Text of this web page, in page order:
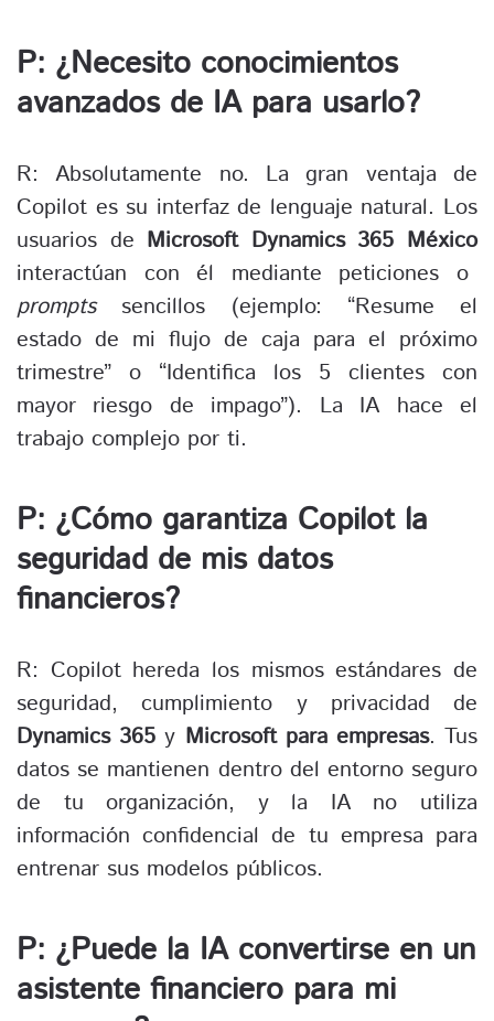
P: ¿Necesito conocimientos
avanzados de IA para usarlo?
R: Absolutamente no. La gran ventaja de
Copilot es su interfaz de lenguaje natural. Los
usuarios de Microsoft Dynamics 365 México
interactúan con él mediante peticiones o
promptssencillos (ejemplo: “Resume el
estado de mi flujo de caja para el próximo
trimestre” o “Identifica los 5 clientes con
mayor riesgo de impago”). La IA hace el
trabajo complejo por ti.
P: ¿Cómo garantiza Copilot la
seguridad de mis datos
financieros?
R: Copilot hereda los mismos estándares de
seguridad, cumplimiento y privacidad de
Dynamics 365 y Microsoft para empresas. Tus
datos se mantienen dentro del entorno seguro
de tu organización, y la IA no utiliza
información confidencial de tu empresa para
entrenar sus modelos públicos.
P: ¿Puede la IA convertirse en un
asistente financiero para mi